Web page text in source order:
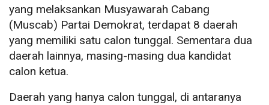
yang melaksankan Musyawarah Cabang
(Muscab) Partai Demokrat, terdapat 8 daerah
yang memiliki satu calon tunggal. Sementara dua
daerah lainnya, masing-masing dua kandidat
calon ketua.
Daerah yang hanya calon tunggal, di antaranya